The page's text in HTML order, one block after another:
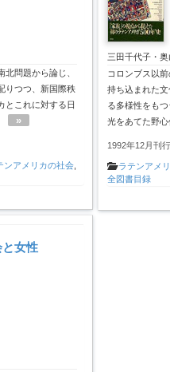
北問題から論じ、
りつつ、新国際秩
とこれに対する日
»
ンアメリカの社会,
三田千代子・
コロンブス以
持ち込まれた
る多様性をも
光をあてた野心
1992年12月刊行
ラテンアメ
全図書目録
女性